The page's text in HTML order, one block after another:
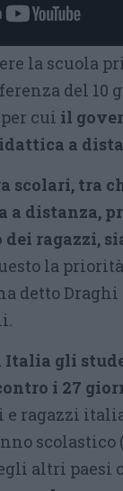
la scuola
del 10
cui il
a
scolari, tra
a distanza,
ragazzi,
la
detto
Italia gli
i 27
e ragazzi
altri paesi